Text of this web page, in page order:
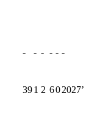
- - - - - -
391 2 602027ʼ